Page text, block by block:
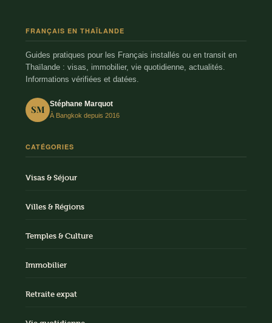
FRANÇAIS EN THAÏLANDE
Guides pratiques pour les Français installés ou en transit en
Thaïlande : visas, immobilier, vie quotidienne, actualités.
Informations vérifiées et datées.
SM Stéphane Marquot
À Bangkok depuis 2016
CATÉGORIES
Visas & Séjour
Villes & Régions
Temples & Culture
Immobilier
Retraite expat